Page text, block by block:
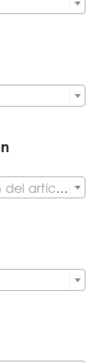
Cualquier Estado de conservación del artículo